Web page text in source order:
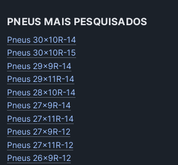
PNEUS MAIS PESQUISADOS
Pneus 30x10R-14
Pneus 30x10R-15
Pneus 29x9R-14
Pneus 29x11R-14
Pneus 28x10R-14
Pneus 27x9R-14
Pneus 27x11R-14
Pneus 27x9R-12
Pneus 27x11R-12
Pneus 26x9R-12